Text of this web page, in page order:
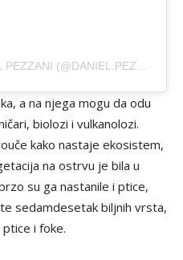
a na njega mogu da odu
biolozi i vulkanolozi.
kako nastaje ekosistem,
na ostrvu je bila u
su ga nastanile i ptice,
sedamdesetak biljnih vrsta,
i foke.